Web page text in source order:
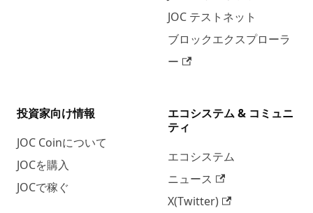
JOC テストネット
ブロックエクスプローラ
ー
投資家向け情報
JOC Coinについて
JOCを購入
JOCで稼ぐ
エコシステム & コミュニ
ティ
エコシステム
ニュース
X(Twitter)